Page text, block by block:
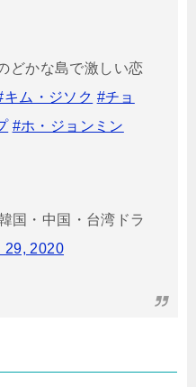
どかな島で激しい恋
キム・ジソク #チョ
#ホ・ジョンミン
・中国・台湾ドラ
29, 2020